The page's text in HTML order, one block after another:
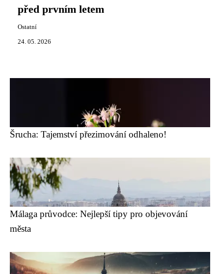
před prvním letem
Ostatní
24. 05. 2026
Šrucha: Tajemství přezimování odhaleno!
Málaga průvodce: Nejlepší tipy pro objevování
města